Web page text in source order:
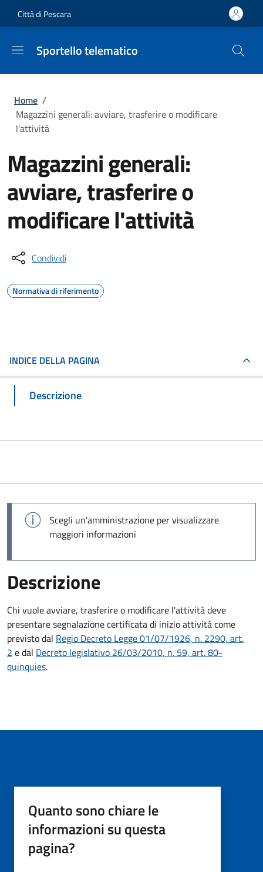
Città di Pescara
Sportello telematico
Briciole di pane
Home /
Magazzini generali: avviare, trasferire o modificare
l'attività
Magazzini generali:
avviare, trasferire o
modificare l'attività
Condividi
Normativa di riferimento
INDICE DELLA PAGINA
Descrizione
Scegli un'amministrazione per visualizzare
maggiori informazioni
Descrizione
Chi vuole avviare, trasferire o modificare l'attività deve
presentaresegnalazione certificata di inizio attivitàcome
previsto dal Regio Decreto Legge 01/07/1926, n. 2290, art.
2 e dal Decreto legislativo 26/03/2010, n. 59, art. 80-
quinquies.
Quanto sono chiare le
informazioni su questa
pagina?